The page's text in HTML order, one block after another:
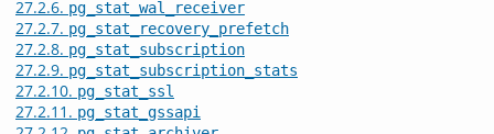
27.2.6. pg_stat_wal_receiver
27.2.7. pg_stat_recovery_prefetch
27.2.8. pg_stat_subscription
27.2.9. pg_stat_subscription_stats
27.2.10. pg_stat_ssl
27.2.11. pg_stat_gssapi